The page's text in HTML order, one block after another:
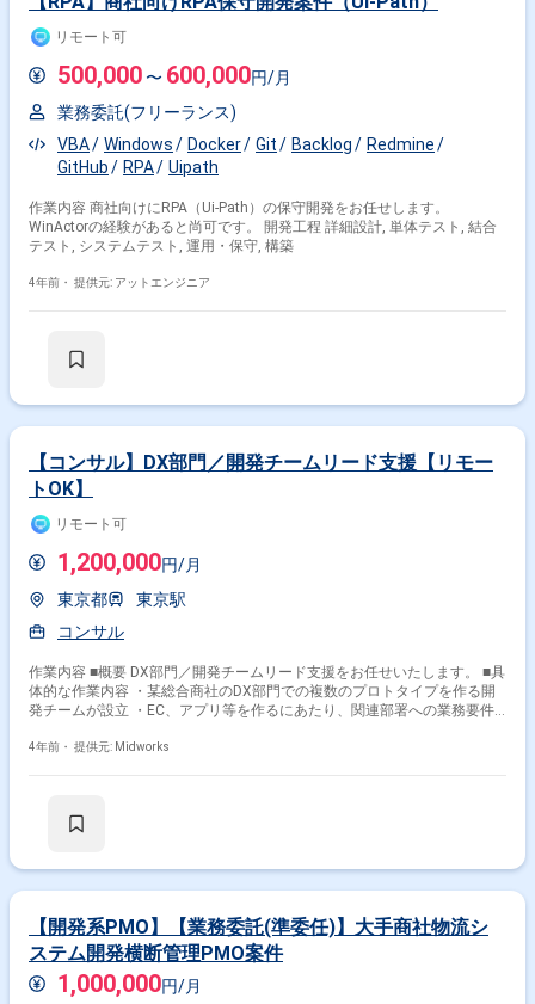
リモート可
500,000 〜 600,000円/月
業務委託(フリーランス)
VBA
Windows Docker Git Backlog
Redmine
GitHub
RPA Uipath
作業内容 商社向けにRPA（Ui-Path）の保守開発をお任せします。
WinActorの経験があると尚可です。 開発工程 詳細設計, 単体テスト, 結合
テスト, システムテスト, 運用・保守, 構築
4年前・ 提供元: アットエンジニア
【コンサル】DX部門／開発チームリード支援【リモー
トOK】
リモート可
1,200,000円/月
東京都
東京駅
コンサル
作業内容 ■概要 DX部門／開発チームリード支援をお任せいたします。 ■具
体的な作業内容 ・某総合商社のDX部門での複数のプロトタイプを作る開
発チームが設立 ・EC、アプリ等を作るにあたり、関連部署への業務要件
4年前・ 提供元: Midworks
【開発系PMO】【業務委託(準委任)】大手商社物流シ
ステム開発横断管理PMO案件
1,000,000円/月